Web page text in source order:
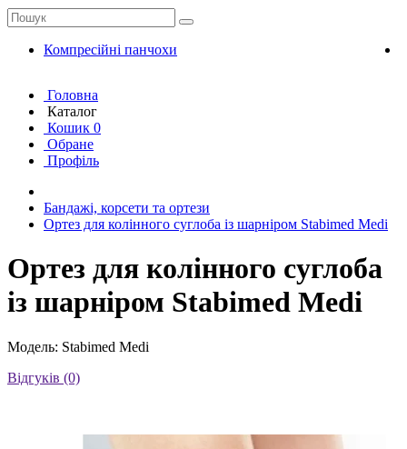
Компресійні панчохи
Головна
Каталог
Кошик 0
Обране
Профіль
Бандажі, корсети та ортези
Ортез для колінного суглоба із шарніром Stabimed Мedi
Ортез для колінного суглоба
із шарніром Stabimed Мedi
Модель: Stabimed Мedi
Відгуків (0)